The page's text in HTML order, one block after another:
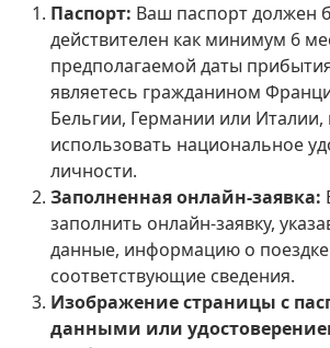
Паспорт: Ваш паспорт должен
действителен как минимум 6
предполагаемой даты
являетесь гражданином
Бельгии, Германии или
использовать национальное
личности.
Заполненная онлайн-заявка:
заполнить онлайн-заявку,
данные, информацию о поездке
соответствующие сведения.
Изображение страницы с
данными или